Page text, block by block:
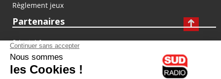
Règlement jeux
Partenaires
fiducial.fr
lyoncapitale.fr
olympique-et-lyonnais.com